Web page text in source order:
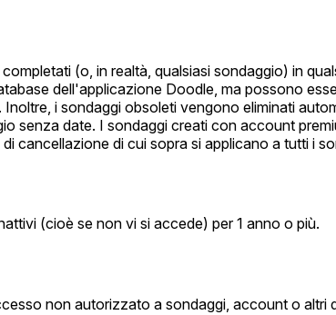
(o, in realtà, qualsiasi sondaggio) in
dell'applicazione Doodle, ma possono
i sondaggi obsoleti vengono eliminati
senza date. I sondaggi creati con account
cancellazione di cui sopra si applicano a tutti i
(cioè se non vi si accede) per 1 anno o più.
non autorizzato a sondaggi, account o altri